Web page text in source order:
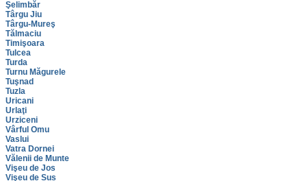
Şelimbăr
Târgu Jiu
Târgu-Mureş
Tălmaciu
Timişoara
Tulcea
Turda
Turnu Măgurele
Tuşnad
Tuzla
Uricani
Urlaţi
Urziceni
Vârful Omu
Vaslui
Vatra Dornei
Vălenii de Munte
Vişeu de Jos
Vişeu de Sus